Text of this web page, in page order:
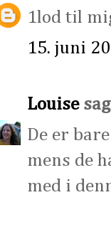
1lod til
15. juni
Louise
De er
mens de
med i